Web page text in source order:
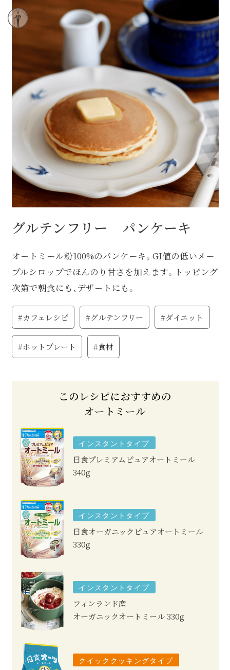
グルテンフリー パンケーキ
オートミール粉100%のパンケーキ。GI値の低いメー
プルシロップでほんのり甘さを加えます。トッピング
次第で朝食にも、デザートにも。
#カフェレシピ #グルテンフリー #ダイエット
#ホットプレート #食材
このレシピにおすすめの
オートミール
インスタントタイプ
日食プレミアムピュアオートミール
340g
インスタントタイプ
日食オーガニックピュアオートミール
330g
インスタントタイプ
フィンランド産
オーガニックオートミール330g
クイッククッキングタイプ